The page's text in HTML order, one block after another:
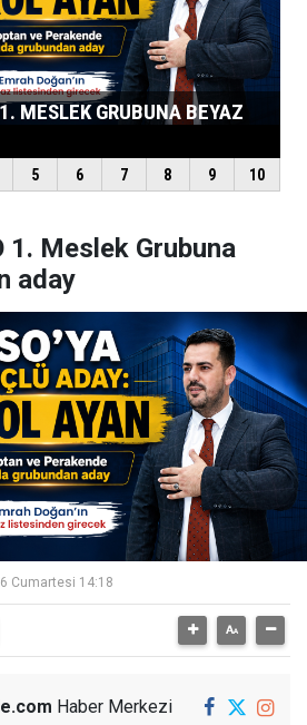
1. Meslek Grubuna
aday
Cumartesi 14:18
Haber Merkezi